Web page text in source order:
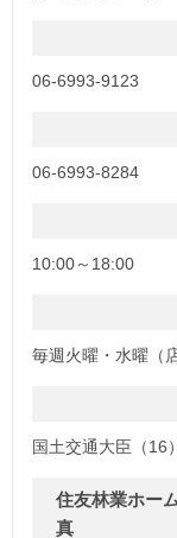
06-6993-9123
06-6993-8284
10:00～18:00
毎週火曜・水曜（
国土交通大臣（16
住友林業ホー
真